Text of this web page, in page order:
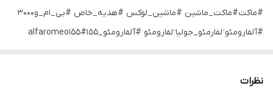
#ماکت#ماکت_ماشین #ماشین_لوکس #هدیه_خاص #بی_ام_و۳۰۰۰
#آلفارومئو ٓلفارمئو_جولیا ٓلفارومئو #آلفارومئو_۱۵۵#alfaromeo155
نظرات